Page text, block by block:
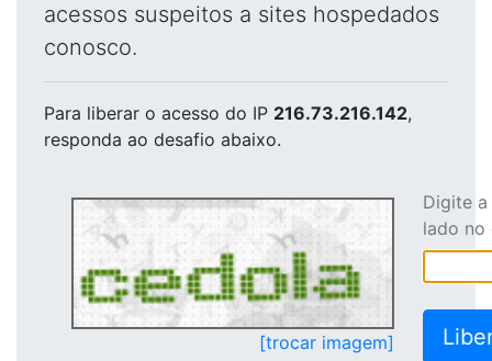
acessos suspeitos a sites hospedados
conosco.
Para liberar o acesso do IP 216.73.216.142,
responda ao desafio abaixo.
[trocar imagem]
Digite
lado no